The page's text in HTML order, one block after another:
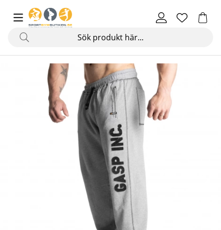
Produktbilder Division Sweatpant, light grey melange